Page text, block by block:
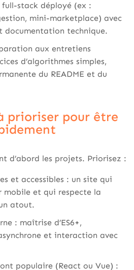
stack déployé (ex :
mini-marketplace) avec
documentation technique.
aux entretiens
d’algorithmes simples,
du README et du
prioriser pour être
d’abord les projets. Priorisez :
et accessibles : un site qui
mobile et qui respecte la
atout.
: maîtrise d’ES6+,
et interaction avec
populaire (React ou Vue) :